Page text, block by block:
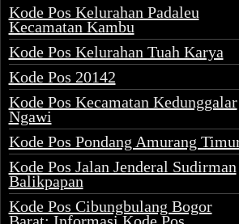
Kode Pos Kelurahan Padaleu
Kecamatan Kambu
Kode Pos Kelurahan Tuah Karya
Kode Pos 20142
Kode Pos Kecamatan Kedunggalar
Ngawi
Kode Pos Pondang Amurang
Kode Pos Jalan Jenderal Sudirman
Balikpapan
Kode Pos Cibungbulang Bogor